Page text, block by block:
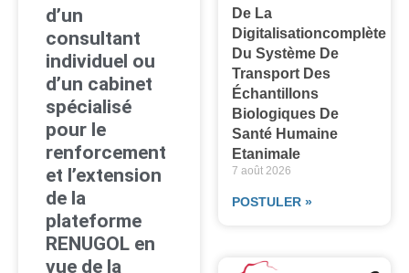
d’un
consultant
individuel ou
d’un cabinet
spécialisé
pour le
renforcement
et l’extension
de la
plateforme
RENUGOL en
vue de la
De La
Digitalisationcomplète
Du Système De
Transport Des
Échantillons
Biologiques De
Santé Humaine
Etanimale
7 août 2026
POSTULER »